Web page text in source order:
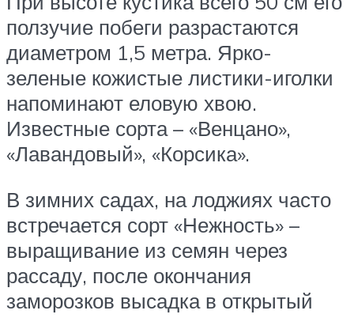
ползучие побеги разрастаются
диаметром 1,5 метра. Ярко-
зеленые кожистые листики-иголки
напоминают еловую хвою.
Известные сорта – «Венцано»,
«Лавандовый», «Корсика».
В зимних садах, на лоджиях часто
встречается сорт «Нежность» –
выращивание из семян через
рассаду, после окончания
заморозков высадка в открытый